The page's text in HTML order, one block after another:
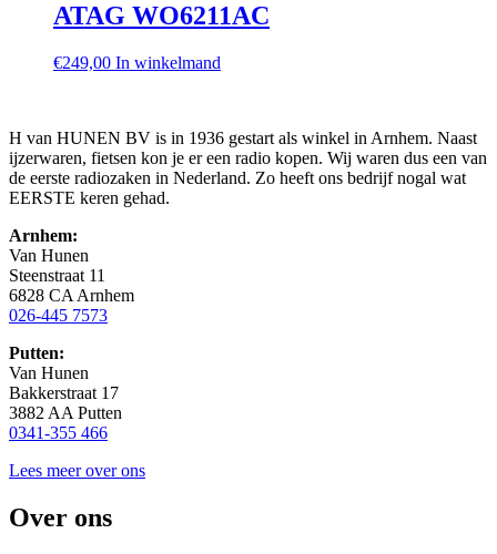
ATAG WO6211AC
€249,00 In winkelmand
H van HUNEN BV is in 1936 gestart als winkel in Arnhem. Naast
ijzerwaren, fietsen kon je er een radio kopen. Wij waren dus een van
de eerste radiozaken in Nederland. Zo heeft ons bedrijf nogal wat
EERSTE keren gehad.
Arnhem:
Van Hunen
Steenstraat 11
6828 CA Arnhem
026-445 7573
Putten:
Van Hunen
Bakkerstraat 17
3882 AA Putten
0341-355 466
Lees meer over ons
Over ons